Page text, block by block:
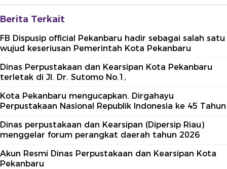
Berita Terkait
FB Dispusip official Pekanbaru hadir sebagai salah satu
wujud keseriusan Pemerintah Kota Pekanbaru
Dinas Perpustakaan dan Kearsipan Kota Pekanbaru
terletak di Jl. Dr. Sutomo No.1,
Kota Pekanbaru mengucapkan. Dirgahayu
Perpustakaan Nasional Republik Indonesia ke 45 Tahun
Dinas perpustakaan dan Kearsipan (Dipersip Riau)
menggelar forum perangkat daerah tahun 2026
Akun Resmi Dinas Perpustakaan dan Kearsipan Kota
Pekanbaru